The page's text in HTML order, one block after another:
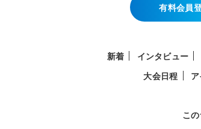
有料会員
新着 インタビュー
大会日程
こ